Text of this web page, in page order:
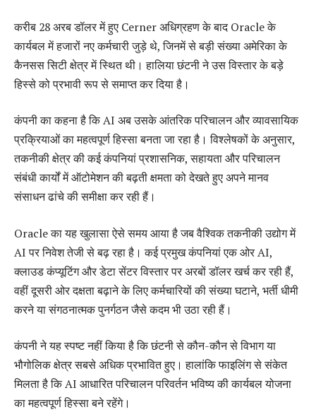
करीब 28 अरब डॉलर में हुए Cerner अधिग्रहण के बाद Oracle के
कार्यबल में हजारों नए कर्मचारी जुड़े थे, जिनमें से बड़ी संख्या अमेरिका के
कैनसस सिटी क्षेत्र में स्थित थी। हालिया छंटनी ने उस विस्तार के बड़े
हिस्से को प्रभावी रूप से समाप्त कर दिया है।
कंपनी का कहना है कि AI अब उसके आंतरिक परिचालन और व्यावसायिक
प्रक्रियाओं का महत्वपूर्ण हिस्सा बनता जा रहा है। विश्लेषकों के अनुसार,
तकनीकी क्षेत्र की कई कंपनियां प्रशासनिक, सहायता और परिचालन
संबंधी कार्यों में ऑटोमेशन की बढ़ती क्षमता को देखते हुए अपने मानव
संसाधन ढांचे की समीक्षा कर रही हैं।
Oracle का यह खुलासा ऐसे समय आया है जब वैश्विक तकनीकी उद्योग में
AI पर निवेश तेजी से बढ़ रहा है। कई प्रमुख कंपनियां एक ओर AI,
क्लाउड कंप्यूटिंग और डेटा सेंटर विस्तार पर अरबों डॉलर खर्च कर रही हैं,
वहीं दूसरी ओर दक्षता बढ़ाने के लिए कर्मचारियों की संख्या घटाने, भर्ती धीमी
करने या संगठनात्मक पुनर्गठन जैसे कदम भी उठा रही हैं।
कंपनी ने यह स्पष्ट नहीं किया है कि छंटनी से कौन-कौन से विभाग या
भौगोलिक क्षेत्र सबसे अधिक प्रभावित हुए। हालांकि फाइलिंग से संकेत
मिलता है कि AI आधारित परिचालन परिवर्तन भविष्य की कार्यबल योजना
का महत्वपूर्ण हिस्सा बने रहेंगे।